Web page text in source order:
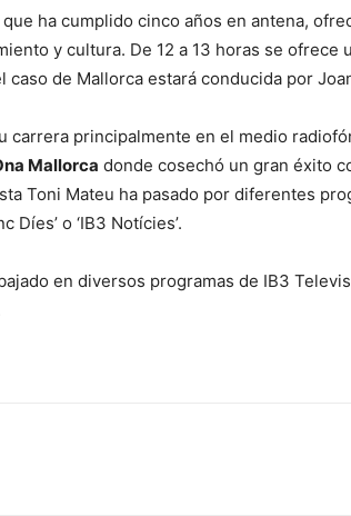
ha cumplido cinco años en antena,
y cultura. De 12 a 13 horas se ofrece
caso de Mallorca estará conducida por
carrera principalmente en el medio
Mallorca donde cosechó un gran éxito
Toni Mateu ha pasado por diferentes
Díes’ o ‘IB3 Notícies’.
en diversos programas de IB3